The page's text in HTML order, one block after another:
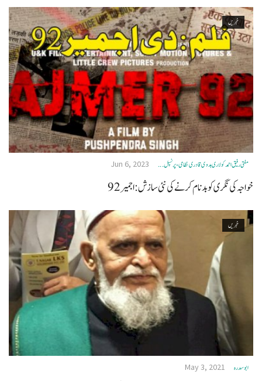
خبریں
مفتی رفیق احمد کولاری ہدوی قادری نظامی- پرنسپل ... Jun 6, 2023
خواجہ کی نگری کو بدنام کرنے کی نئی سازش:اجمیر 92
خبریں
ابو سدره May 3, 2021